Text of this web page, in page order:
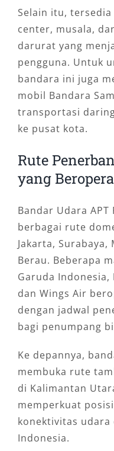
Selain itu,
center, musala,
darurat yang
pengguna. Untuk
bandara ini juga
mobil Bandara
transportasi
ke pusat kota.
Rute
yang
Bandar Udara
berbagai rute
Jakarta, Surabaya,
Berau. Beberapa
Garuda
dan Wings Air
dengan jadwal
bagi penumpang
Ke depannya,
membuka rute
di Kalimantan
memperkuat
konektivitas
Indonesia.